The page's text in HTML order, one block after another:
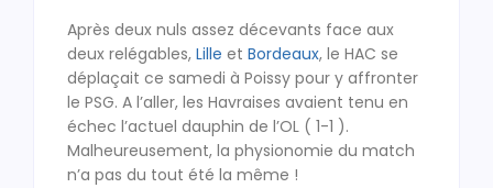
Après deux nuls assez décevants face aux
deux relégables, Lille et Bordeaux, le HAC se
déplaçait ce samedi à Poissy pour y affronter
le PSG. A l’aller, les Havraises avaient tenu en
échec l’actuel dauphin de l’OL ( 1-1 ).
Malheureusement, la physionomie du match
n’a pas du tout été la même !